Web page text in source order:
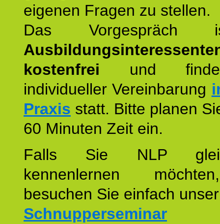
eigenen Fragen zu stellen.
Das
kostenfrei und
individueller Vereinbarung
Praxis statt. Bitte planen
60 Minuten Zeit ein.
Falls Sie NLP
kennenlernen
besuchen Sie einfach unser
Schnupperseminar